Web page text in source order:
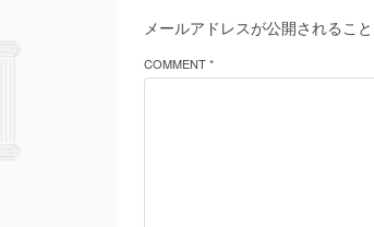
メールアドレスが公開されること
COMMENT *